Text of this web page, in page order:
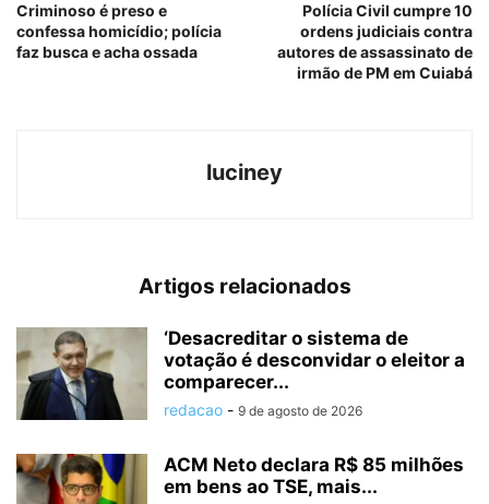
Criminoso é preso e
confessa homicídio; polícia
faz busca e acha ossada
Polícia Civil cumpre 10
ordens judiciais contra
autores de assassinato de
irmão de PM em Cuiabá
luciney
Artigos relacionados
‘Desacreditar o sistema de
votação é desconvidar o eleitor a
comparecer...
redacao - 9 de agosto de 2026
ACM Neto declara R$ 85 milhões
em bens ao TSE, mais...